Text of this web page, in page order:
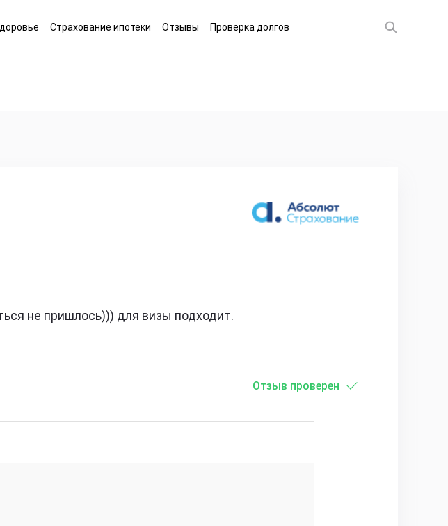
Страхование ипотеки Отзывы Проверка долгов
не пришлось))) для визы подходит.
Отзыв проверен